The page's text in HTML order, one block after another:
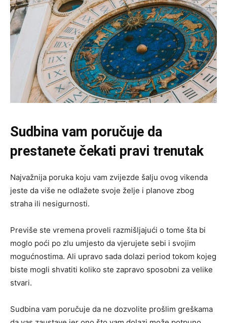
Sudbina vam poručuje da
prestanete čekati pravi trenutak
Najvažnija poruka koju vam zvijezde šalju ovog vikenda
jeste da više ne odlažete svoje želje i planove zbog
straha ili nesigurnosti.
Previše ste vremena proveli razmišljajući o tome šta bi
moglo poći po zlu umjesto da vjerujete sebi i svojim
mogućnostima. Ali upravo sada dolazi period tokom kojeg
biste mogli shvatiti koliko ste zapravo sposobni za velike
stvari.
Sudbina vam poručuje da ne dozvolite prošlim greškama